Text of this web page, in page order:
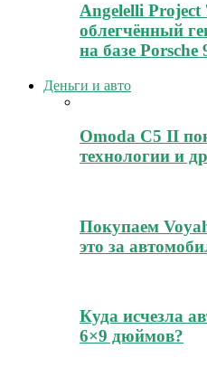
Angelelli Project
облегчённый
на базе Porsche
Деньги и авто
Omoda C5 II
технологии и
Покупаем
это за
Куда исчезла
6×9 дюймов?